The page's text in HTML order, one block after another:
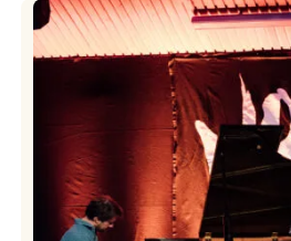
ein
Vossa
Jazz
utan
Badnajazz!